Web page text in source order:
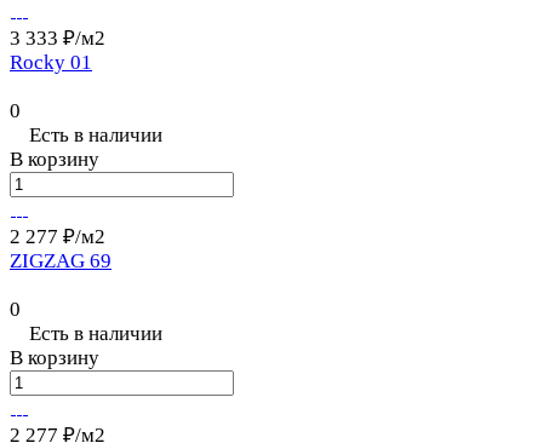
3 333 ₽/м2
Rocky 01
0
Есть в наличии
В корзину
2 277 ₽/м2
ZIGZAG 69
0
Есть в наличии
В корзину
2 277 ₽/м2